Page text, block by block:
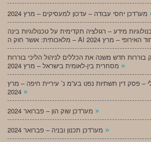
מידע – רגולציה תקדימית על טכנולוגיות בינה
בוררות חדש משנה את הכללים לניהול הליכי בוררות
»
– פסק דין תשתיות נפט בע”מ נ’ עיריית חיפה – מרץ
»
»
»